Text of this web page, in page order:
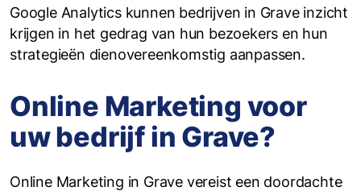
Google Analytics kunnen bedrijven in Grave inzicht
krijgen in het gedrag van hun bezoekers en hun
strategieën dienovereenkomstig aanpassen.
Online Marketing voor
uw bedrijf in Grave?
Online Marketing in Grave vereist een doordachte